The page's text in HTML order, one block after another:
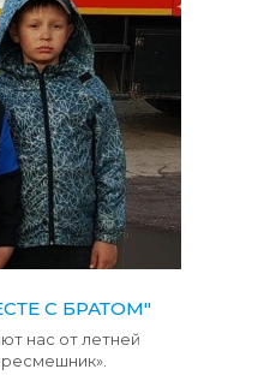
С БРАТОМ"
нас от летней